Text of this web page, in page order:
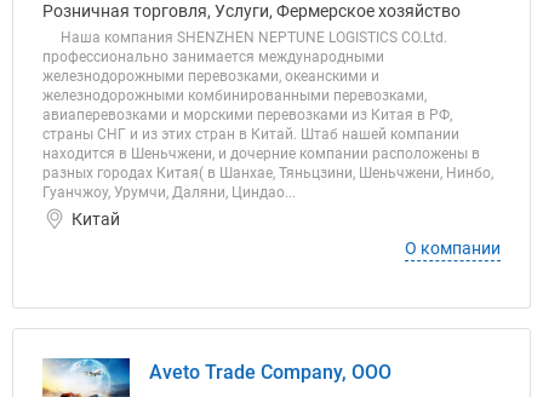
Розничная торговля, Услуги, Фермерское хозяйство
Наша компания SHENZHEN NEPTUNE LOGISTICS CO.Ltd.
профессионально занимается международными
железнодорожными перевозками, океанскими и
железнодорожными комбинированными перевозками,
авиаперевозками и морскими перевозками из Китая в РФ,
страны СНГ и из этих стран в Китай. Штаб нашей компании
находится в Шеньчжени, и дочерние компании расположены в
разных городах Китая( в Шанхае, Тяньцзини, Шеньчжени, Нинбо,
Гуанчжоу, Урумчи, Даляни, Циндао...
Китай
О компании
Aveto Trade Company, ООО